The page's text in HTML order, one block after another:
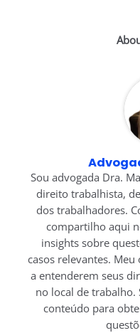
Sou advogada Dra.
direito trabalhista,
dos trabalhadores.
compartilho aqui
insights sobre
casos relevantes.
a entenderem seus
no local de trabalho.
conteúdo para